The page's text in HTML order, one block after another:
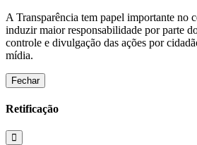
A Transparência tem papel importante no
induzir maior responsabilidade por parte
controle e divulgação das ações por
mídia.
Fechar
Retificação